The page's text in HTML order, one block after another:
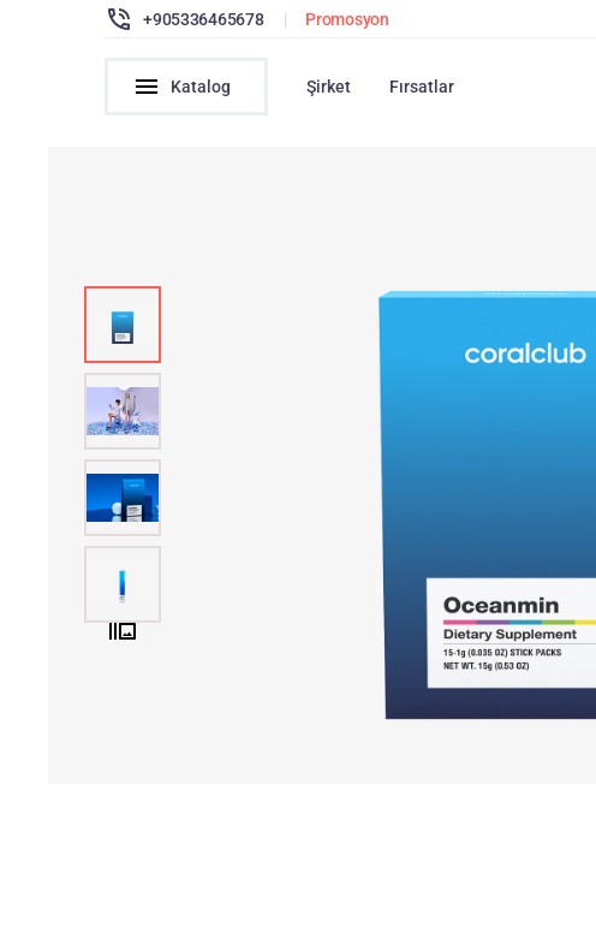
+905336465678 | Promosyon
Katalog Şirket Fırsatlar